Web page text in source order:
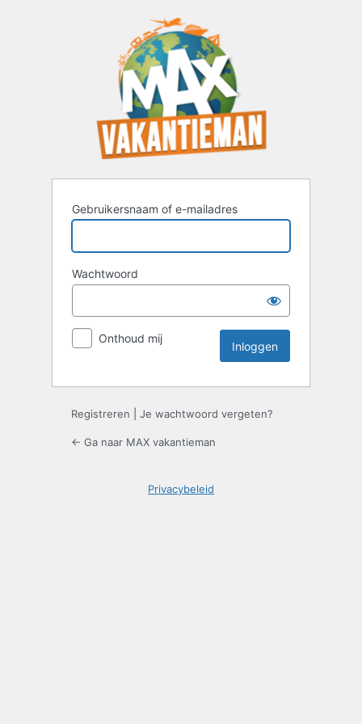
Gebruikersnaam of e-mailadres
Wachtwoord
Onthoud mij
Registreren Je wachtwoord vergeten?
← Ga naar MAX vakantieman
Privacybeleid